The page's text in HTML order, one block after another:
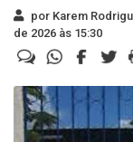
por Karem
de 2026 às 15:30